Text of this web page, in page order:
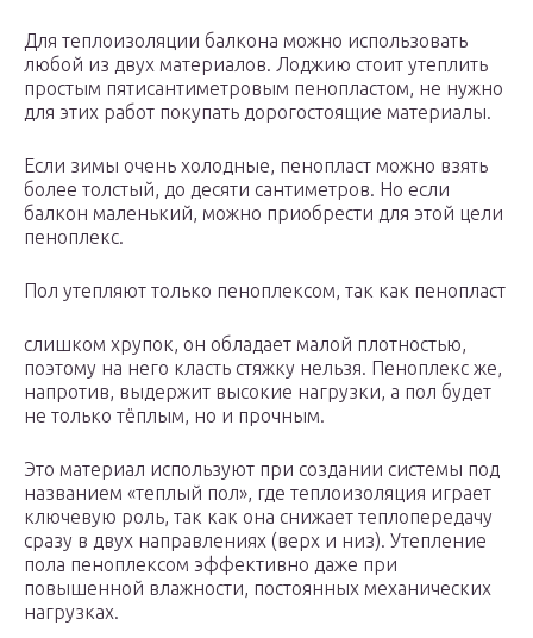
Для теплоизоляции балкона можно использовать
любой из двух материалов. Лоджию стоит утеплить
простым пятисантиметровым пенопластом, не нужно
для этих работ покупать дорогостоящие материалы.
Если зимы очень холодные, пенопласт можно взять
более толстый, до десяти сантиметров. Но если
балкон маленький, можно приобрести для этой цели
пеноплекс.
Пол утепляют только пеноплексом, так как пенопласт
слишком хрупок, он обладает малой плотностью,
поэтому на него класть стяжку нельзя. Пеноплекс же,
напротив, выдержит высокие нагрузки, а пол будет
не только тёплым, но и прочным.
Это материал используют при создании системы под
названием «теплый пол», где теплоизоляция играет
ключевую роль, так как она снижает теплопередачу
сразу в двух направлениях (верх и низ). Утепление
пола пеноплексом эффективно даже при
повышенной влажности, постоянных механических
нагрузках.